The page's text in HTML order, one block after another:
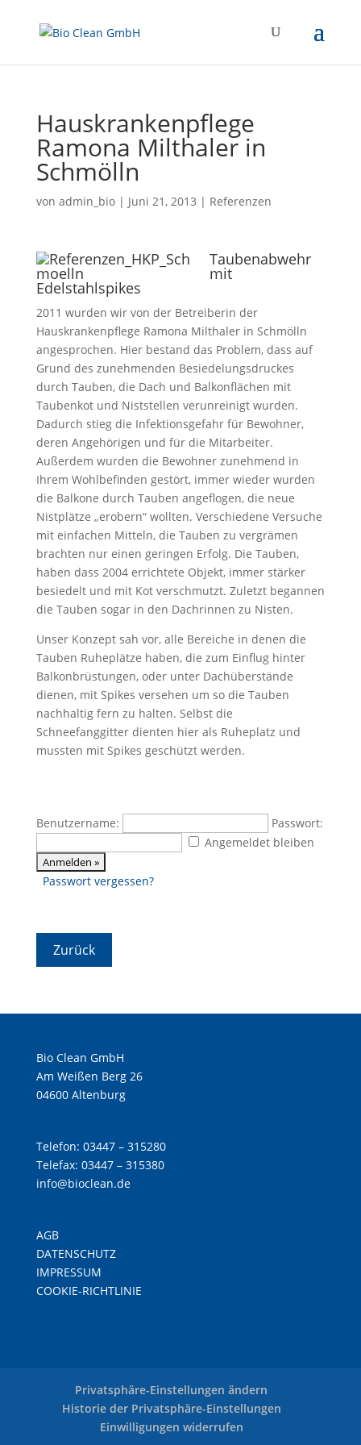
Hauskrankenpflege
Ramona Milthaler in
Schmölln
von admin_bio| Juni 21, 2013 | Referenzen
Taubenabwehr
mit
Edelstahlspikes
2011 wurden wir von der Betreiberin der
Hauskrankenpflege Ramona Milthaler in Schmölln
angesprochen. Hier bestand das Problem, dass auf
Grund des zunehmenden Besiedelungsdruckes
durch Tauben, die Dach und Balkonflächen mit
Taubenkot und Niststellen verunreinigt wurden.
Dadurch stieg die Infektionsgefahr für Bewohner,
deren Angehörigen und für die Mitarbeiter.
Außerdem wurden die Bewohner zunehmend in
Ihrem Wohlbefinden gestört, immer wieder wurden
die Balkone durch Tauben angeflogen, die neue
Nistplätze „erobern“ wollten. Verschiedene Versuche
mit einfachen Mitteln, die Tauben zu vergrämen
brachten nur einen geringen Erfolg. Die Tauben,
haben dass 2004 errichtete Objekt, immer stärker
besiedelt und mit Kot verschmutzt. Zuletzt begannen
die Tauben sogar in den Dachrinnen zu Nisten.
Unser Konzept sah vor, alle Bereiche in denen die
Tauben Ruheplätze haben, die zum Einflug hinter
Balkonbrüstungen, oder unter Dachüberstände
dienen, mit Spikes versehen um so die Tauben
nachhaltig fern zu halten. Selbst die
Schneefanggitter dienten hier als Ruheplatz und
mussten mit Spikes geschützt werden.
Benutzername:
Passwort:
Angemeldet bleiben
Passwort vergessen?
Bio Clean GmbH
Am Weißen Berg 26
04600 Altenburg
Telefon: 03447 – 315280
Telefax: 03447 – 315380
info@bioclean.de
AGB
DATENSCHUTZ
IMPRESSUM
COOKIE-RICHTLINIE
Privatsphäre-Einstellungen ändern
Historie der Privatsphäre-Einstellungen
Einwilligungen widerrufen